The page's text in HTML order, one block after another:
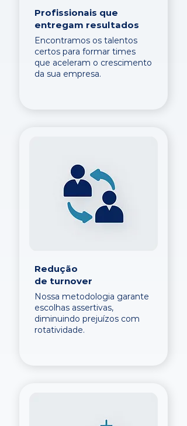
Profissionais que
entregam resultados
Encontramos os talentos
certos para formar times
que aceleram o crescimento
da sua empresa.
Redução
de turnover
Nossa metodologia garante
escolhas assertivas,
diminuindo prejuízos com
rotatividade.